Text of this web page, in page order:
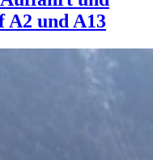
A2 und A13